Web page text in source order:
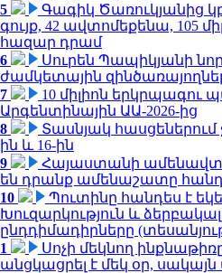
5
Գագիկ Ծառուկյանից
գույք, 42 ավտոմեքենա, 105
հազար դրամ
6
Սուրեն Պապիկյանի
ժամկետային
7
10 միլիոն երկրպագու
Արգենտինային ԱԱ-2026-ից
8
Տասնյակ հասցեներում
ին և 16-ին
9
Հայաստանի
են դրանք ամենաշատը
10
Պուտինը հանդես է
Խուզարկություն և
ընդդիմադիրները
1
Սոչի մեկնող
անցկացրել է մեկ օր, սակայն